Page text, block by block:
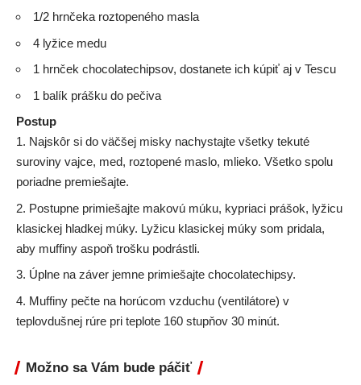
1/2 hrnčeka roztopeného masla
4 lyžice medu
1 hrnček chocolatechipsov, dostanete ich kúpiť aj v Tescu
1 balík prášku do pečiva
Postup
Najskôr si do väčšej misky nachystajte všetky tekuté
suroviny vajce, med, roztopené maslo, mlieko. Všetko spolu
poriadne premiešajte.
Postupne primiešajte makovú múku, kypriaci prášok, lyžicu
klasickej hladkej múky. Lyžicu klasickej múky som pridala,
aby muffiny aspoň trošku podrástli.
Úplne na záver jemne primiešajte chocolatechipsy.
Muffiny pečte na horúcom vzduchu (ventilátore) v
teplovdušnej rúre pri teplote 160 stupňov 30 minút.
Možno sa Vám bude páčiť